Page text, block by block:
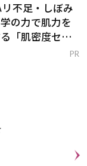
不足・しぼみ
の力で肌力を
「肌密度セラ
PR